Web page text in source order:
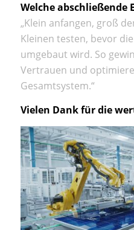
Welche abschließende
„Klein anfangen, groß
Kleinen testen, bevor
umgebaut wird. So
Vertrauen und
Gesamtsystem.“
Vielen Dank für die